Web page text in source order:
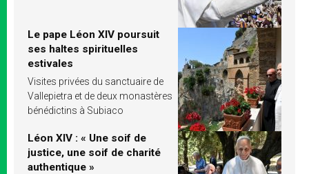
Le pape Léon XIV poursuit
ses haltes spirituelles
estivales
Visites privées du sanctuaire de
Vallepietra et de deux monastères
bénédictins à Subiaco
Léon XIV : « Une soif de
justice, une soif de charité
authentique »